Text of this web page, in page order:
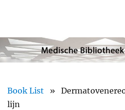
Book List »
lijn